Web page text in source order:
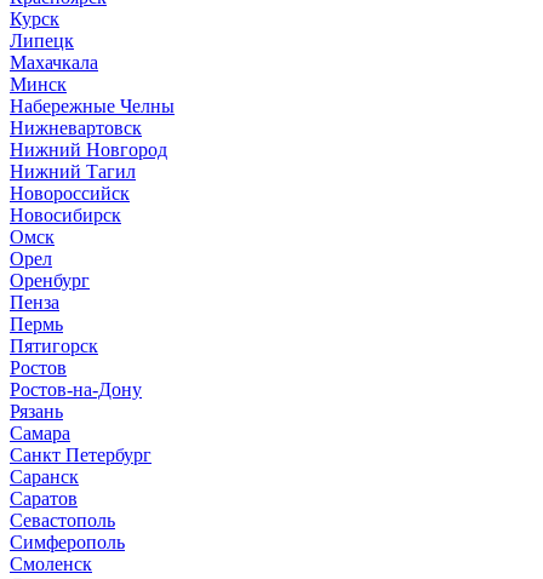
Курск
Липецк
Махачкала
Минск
Набережные Челны
Нижневартовск
Нижний Новгород
Нижний Тагил
Новороссийск
Новосибирск
Омск
Орел
Оренбург
Пенза
Пермь
Пятигорск
Ростов
Ростов-на-Дону
Рязань
Самара
Санкт Петербург
Саранск
Саратов
Севастополь
Симферополь
Смоленск